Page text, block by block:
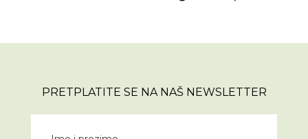
PRETPLATITE SE NA NAŠ NEWSLETTER